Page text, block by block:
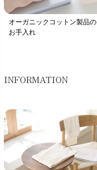
オーガニックコットン製品の
お手入れ
INFORMATION